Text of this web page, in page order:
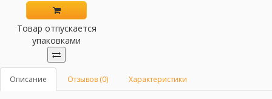
Товар отпускается
упаковками
Описание Отзывов (0) Характеристики